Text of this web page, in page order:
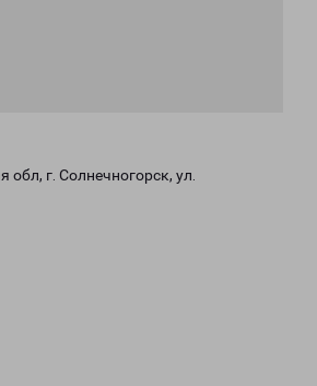
обл, г. Солнечногорск, ул.